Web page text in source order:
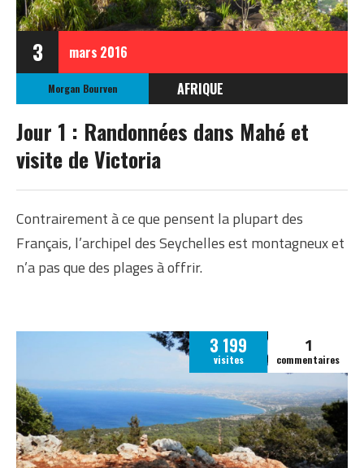
3 mars 2016
Morgan Bourven
AFRIQUE
SEYCHELLES
Jour 1 : Randonnées dans Mahé et
visite de Victoria
Contrairement à ce que pensent la plupart des
Français, l’archipel des Seychelles est montagneux et
n’a pas que des plages à offrir.
3 199
visites
1
commentaires